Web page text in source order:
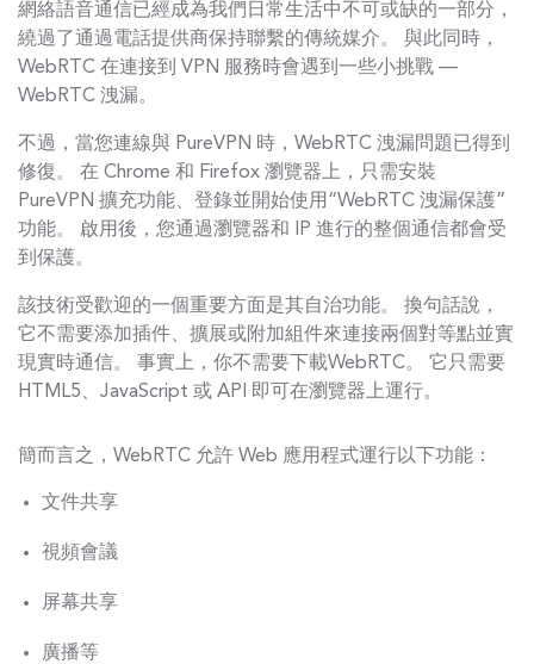
網絡語音通信已經成為我們日常生活中不可或缺的一部分，
繞過了通過電話提供商保持聯繫的傳統媒介。 與此同時，
WebRTC 在連接到 VPN 服務時會遇到一些小挑戰 —
WebRTC 洩漏。
不過，當您連線與 PureVPN 時，WebRTC 洩漏問題已得到
修復。 在 Chrome 和 Firefox 瀏覽器上，只需安裝
PureVPN 擴充功能、登錄並開始使用“WebRTC 洩漏保護”
功能。 啟用後，您通過瀏覽器和 IP 進行的整個通信都會受
到保護。
該技術受歡迎的一個重要方面是其自治功能。 換句話說，
它不需要添加插件、擴展或附加組件來連接兩個對等點並實
現實時通信。 事實上，你不需要下載WebRTC。 它只需要
HTML5、JavaScript 或 API 即可在瀏覽器上運行。
簡而言之，WebRTC 允許 Web 應用程式運行以下功能：
文件共享
視頻會議
屏幕共享
廣播等